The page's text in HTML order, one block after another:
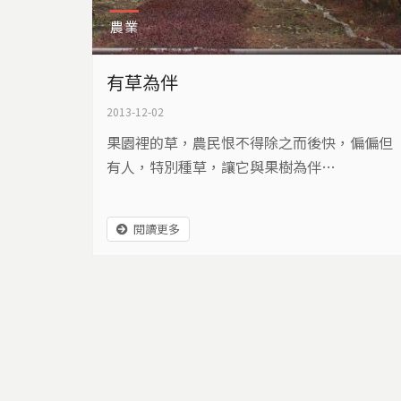
農業
有草為伴
2013-12-02
果園裡的草，農民恨不得除之而後快，偏偏但
有人，特別種草，讓它與果樹為伴…
閱讀更多